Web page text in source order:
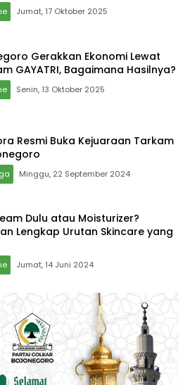
Jumat, 17 Oktober 2025
Gerakkan Ekonomi Lewat
GAYATRI, Bagaimana Hasilnya?
Senin, 13 Oktober 2025
Resmi Buka Kejuaraan Tarkam
Minggu, 22 September 2024
Dulu atau Moisturizer?
Lengkap Urutan Skincare yang
Jumat, 14 Juni 2024